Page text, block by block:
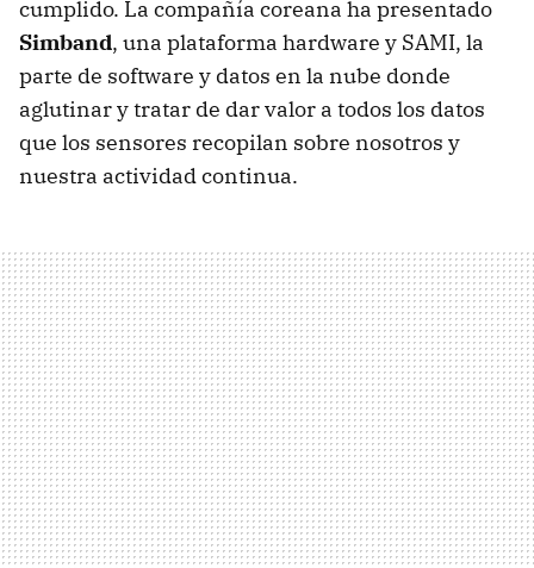
cumplido. La compañía coreana ha presentado
Simband, una plataforma hardware y SAMI, la
parte de software y datos en la nube donde
aglutinar y tratar de dar valor a todos los datos
que los sensores recopilan sobre nosotros y
nuestra actividad continua.